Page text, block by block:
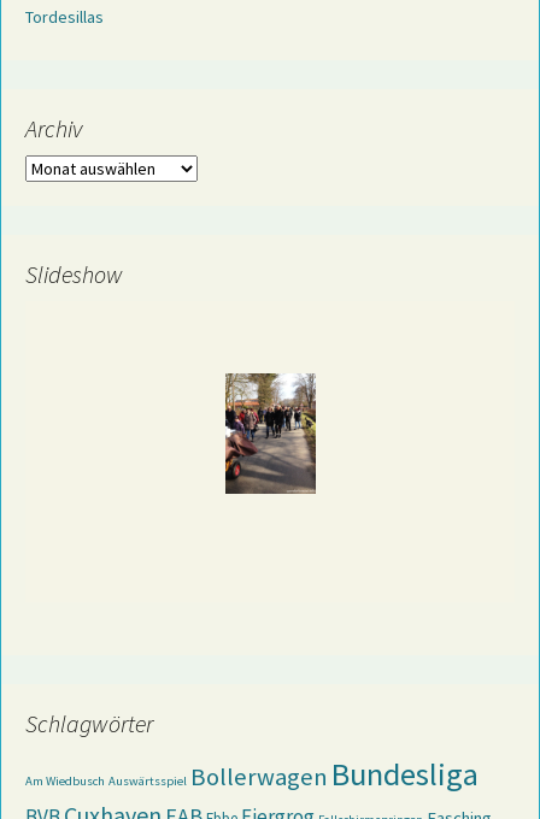
Tordesillas
Archiv
Archiv
Slideshow
Schlagwörter
Am Wiedbusch Auswärtsspiel Bollerwagen Bundesliga